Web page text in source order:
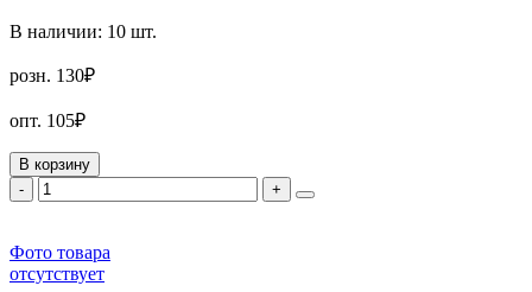
В наличии: 10 шт.
розн. 130₽
опт. 105₽
В корзину
-
+
Фото товара
отсутствует